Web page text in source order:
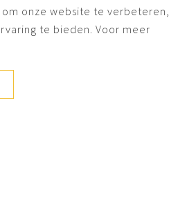
onze website te verbeteren,
te bieden. Voor meer